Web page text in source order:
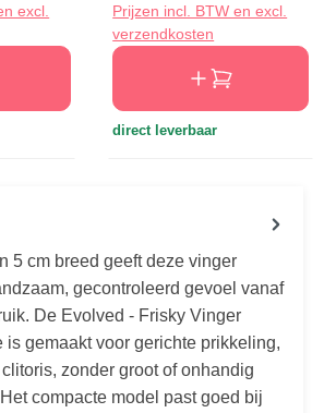
excl.
Prijzen incl. BTW en excl.
verzendkosten
direct leverbaar
5 cm breed geeft deze vinger
gecontroleerd gevoel vanaf
De Evolved - Frisky Vinger
is gemaakt voor gerichte prikkeling,
zonder groot of onhandig
compacte model past goed bij